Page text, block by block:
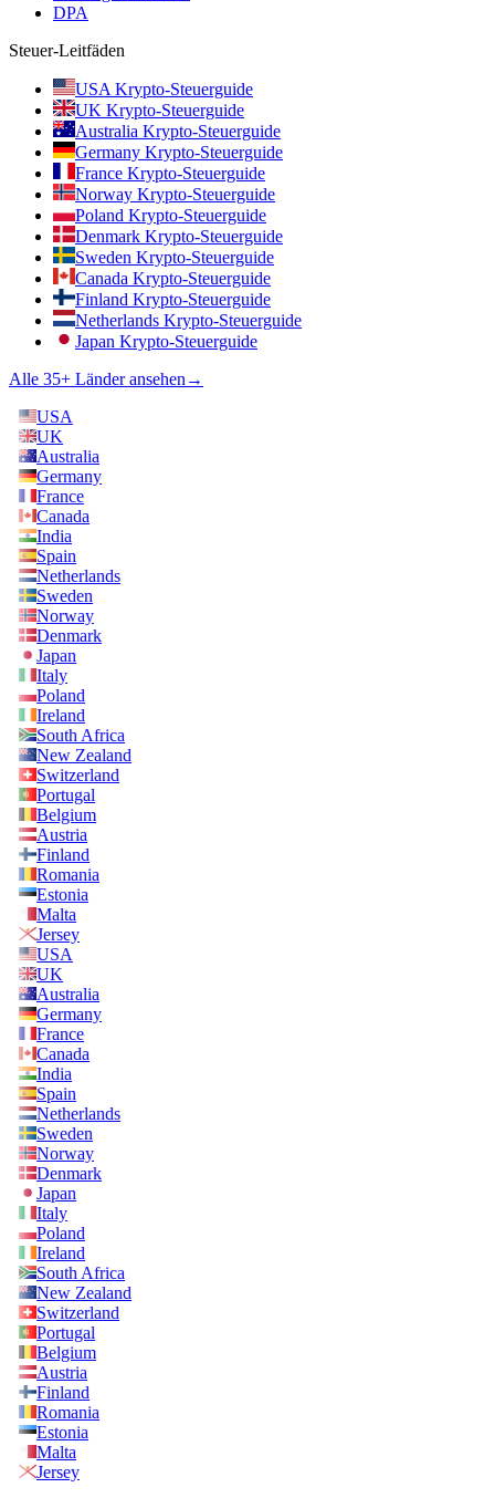
DPA
Steuer-Leitfäden
USA Krypto-Steuerguide
UK Krypto-Steuerguide
Australia Krypto-Steuerguide
Germany Krypto-Steuerguide
France Krypto-Steuerguide
Norway Krypto-Steuerguide
Poland Krypto-Steuerguide
Denmark Krypto-Steuerguide
Sweden Krypto-Steuerguide
Canada Krypto-Steuerguide
Finland Krypto-Steuerguide
Netherlands Krypto-Steuerguide
Japan Krypto-Steuerguide
Alle 35+ Länder ansehen →
USA
UK
Australia
Germany
France
Canada
India
Spain
Netherlands
Sweden
Norway
Denmark
Japan
Italy
Poland
Ireland
South Africa
New Zealand
Switzerland
Portugal
Belgium
Austria
Finland
Romania
Estonia
Malta
Jersey
USA
UK
Australia
Germany
France
Canada
India
Spain
Netherlands
Sweden
Norway
Denmark
Japan
Italy
Poland
Ireland
South Africa
New Zealand
Switzerland
Portugal
Belgium
Austria
Finland
Romania
Estonia
Malta
Jersey